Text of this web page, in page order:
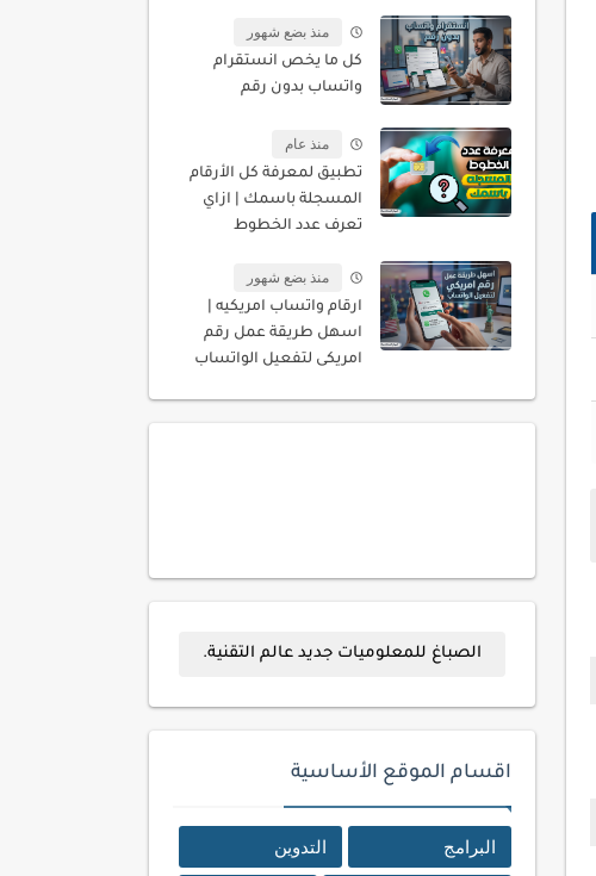
منذ بضع شهور
كل ما يخص انستقرام
واتساب بدون رقم
منذ عام
تطبيق لمعرفة كل الأرقام
المسجلة باسمك | ازاي
تعرف عدد الخطوط
منذ بضع شهور
ارقام واتساب امريكيه |
اسهل طريقة عمل رقم
امريكى لتفعيل الواتساب
الصباغ للمعلوميات جديد عالم التقنية.
اقسام الموقع الأساسية
البرامج التدوين